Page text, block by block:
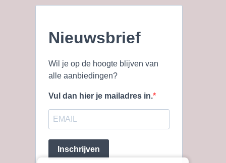
Nieuwsbrief
Wil je op de hoogte blijven van
alle aanbiedingen?
Vul dan hier je mailadres in.
Inschrijven